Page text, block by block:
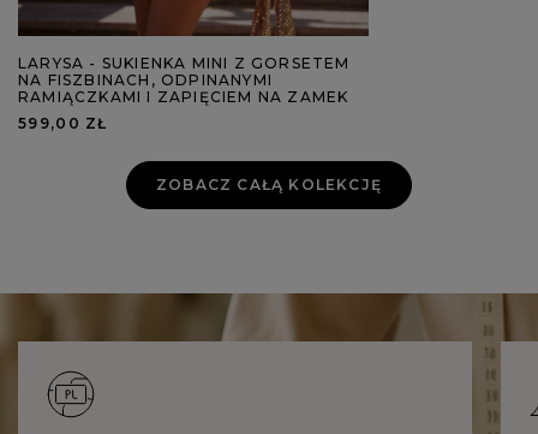
LARYSA - SUKIENKA MINI Z GORSETEM
NA FISZBINACH, ODPINANYMI
RAMIĄCZKAMI I ZAPIĘCIEM NA ZAMEK
599,00 ZŁ
ZOBACZ CAŁĄ KOLEKCJĘ